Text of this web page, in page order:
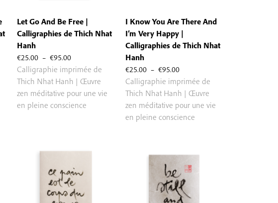
€25.00 – €95.00Plage
de
prix :
€25.00
à
Let Go And Be Free |
Calligraphies de Thich Nhat
Hanh
Calligraphie imprimée de
Thich Nhat Hanh | Œuvre
zen méditative pour une vie
en pleine conscience
€25.00 – €95.00Plage
de
prix :
€25.00
à
I Know You Are There And
I’m Very Happy |
Calligraphies de Thich Nhat
Hanh
Calligraphie imprimée de
Thich Nhat Hanh | Œuvre
zen méditative pour une vie
en pleine conscience